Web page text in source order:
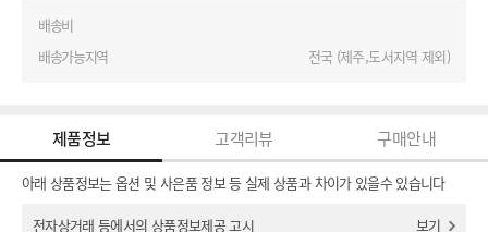
배송비
배송가능지역
전국 (제주,도서지역 제외)
제품정보 고객리뷰 구매안내
아래 상품정보는 옵션 및 사은품 정보 등 실제 상품과 차이가 있을수 있습니다
전자상거래 등에서의 상품정보제공 고시 보기